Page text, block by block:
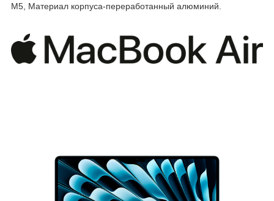
M5, Материал корпуса-переработанный алюминий.